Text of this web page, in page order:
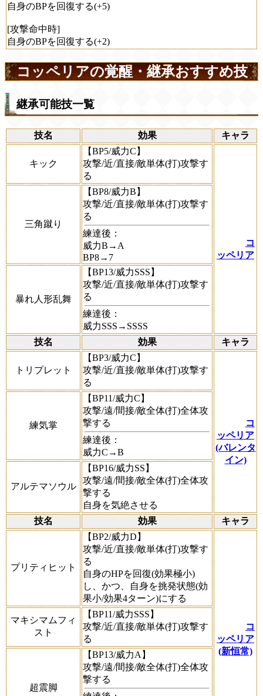
自身のBPを回復する(+5)
[攻撃命中時]
自身のBPを回復する(+2)
コッペリアの覚醒・継承おすすめ技
継承可能技一覧
技名 効果 キャラ
キック
【BP5/威力C】
攻撃/近/直接/敵単体(打)攻撃す
る
コ
ッペリア
三角蹴り
【BP8/威力B】
攻撃/近/直接/敵単体(打)攻撃す
る
練達後：
威力B→A
BP8→7
暴れ人形乱舞
【BP13/威力SSS】
攻撃/近/直接/敵単体(打)攻撃す
る
練達後：
威力SSS→SSSS
技名
効果 キャラ
トリプレット
【BP3/威力C】
攻撃/近/直接/敵単体(打)攻撃す
る
コ
ッペリア
(バレンタ
イン)
練気掌
【BP11/威力C】
攻撃/遠/間接/敵全体(打)全体攻
撃する
練達後：
威力C→B
アルテマソウル
【BP16/威力SS】
攻撃/遠/間接/敵全体(打)全体攻
撃する
自身を気絶させる
技名
効果 キャラ
プリティヒット
【BP2/威力D】
攻撃/近/直接/敵単体(打)攻撃す
る
自身のHPを回復(効果極小)
し、かつ、自身を挑発状態(効
果小/効果4ターン)にする
コ
ッペリア
(新恒常)
マキシマムフィ
スト
【BP11/威力SSS】
攻撃/近/直接/敵単体(打)攻撃す
る
超震脚
【BP13/威力A】
攻撃/遠/間接/敵全体(打)全体攻
撃する